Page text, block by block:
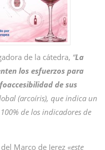
de la cátedra, “La
los esfuerzos para
de sus
(arcoíris), que indica un
de los indicadores de
Marco de Jerez «este